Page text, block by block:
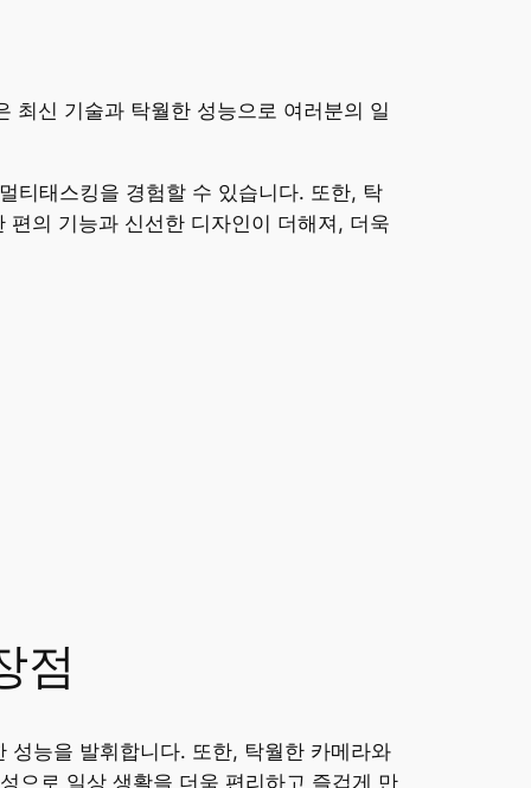
최신 기술과 탁월한 성능으로 여러분의 일
티태스킹을 경험할 수 있습니다. 또한, 탁
의 기능과 신선한 디자인이 더해져, 더욱
점
능을 발휘합니다. 또한, 탁월한 카메라와
으로 일상 생활을 더욱 편리하고 즐겁게 만